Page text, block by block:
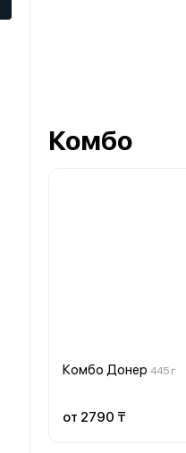
Комбо
Комбо Донер 445 г
от 2790 ₸